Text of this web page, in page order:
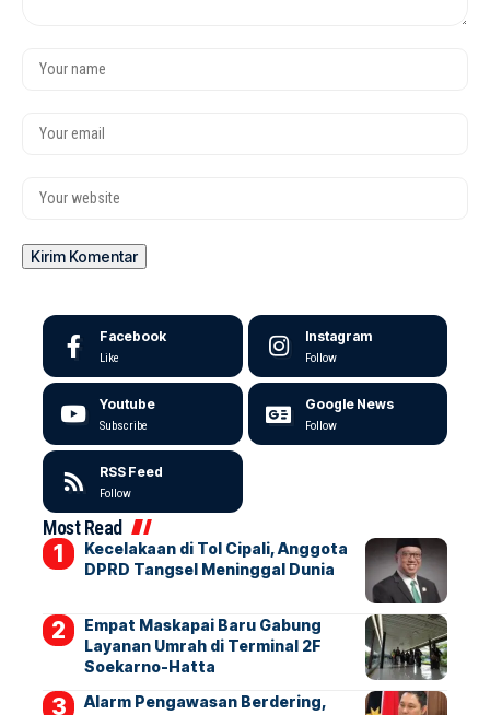
Facebook
Like
Instagram
Follow
Youtube
Subscribe
Google News
Follow
RSS Feed
Follow
Most Read
Kecelakaan di Tol Cipali, Anggota
DPRD Tangsel Meninggal Dunia
Empat Maskapai Baru Gabung
Layanan Umrah di Terminal 2F
Soekarno-Hatta
Alarm Pengawasan Berdering,